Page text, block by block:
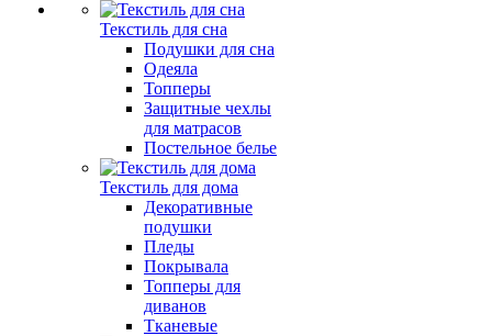
Текстиль для сна
Подушки для сна
Одеяла
Топперы
Защитные чехлы
для матрасов
Постельное белье
Текстиль для дома
Декоративные
подушки
Пледы
Покрывала
Топперы для
диванов
Тканевые